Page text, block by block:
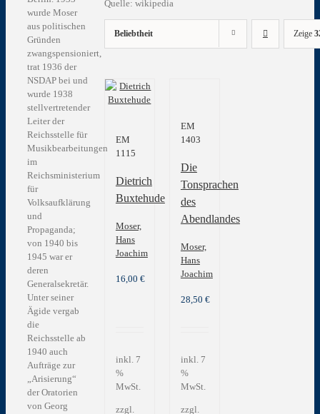
Quelle: wikipedia
Beliebtheit Zeige
EM
1115
Dietrich
Buxtehude
Moser,
Hans
Joachim
16,00 €
inkl. 7
%
MwSt.
zzgl.
EM
1403
Die
Tonsprachen
des
Abendlandes
Moser,
Hans
Joachim
28,50 €
inkl. 7
%
MwSt.
zzgl.
wurde Moser
aus politischen
Gründen
zwangspensioniert,
trat 1936 der
NSDAP bei und
wurde 1938
stellvertretender
Leiter der
Reichsstelle für
Musikbearbeitungen
im
Reichsministerium
für
Volksaufklärung
und
Propaganda;
von 1940 bis
1945 war er
deren
Generalsekretär.
Unter seiner
Ägide vergab
die
Reichsstelle ab
1940 auch
Aufträge zur
„Arisierung“
der Oratorien
von Georg